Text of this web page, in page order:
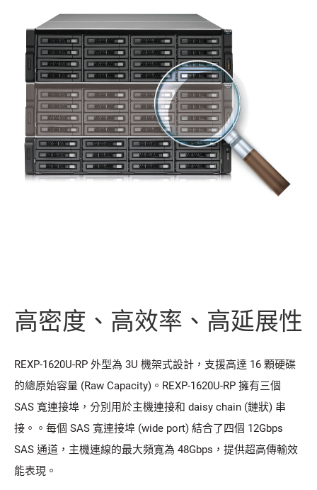
高密度、高效率、高延展性
REXP-1620U-RP 外型為 3U 機架式設計，支援高達 16 顆硬碟
的總原始容量 (Raw Capacity)。REXP-1620U-RP 擁有三個
SAS 寬連接埠，分別用於主機連接和 daisy chain (鏈狀) 串
接。。每個 SAS 寬連接埠 (wide port) 結合了四個 12Gbps
SAS 通道，主機連線的最大頻寬為 48Gbps，提供超高傳輸效
能表現。